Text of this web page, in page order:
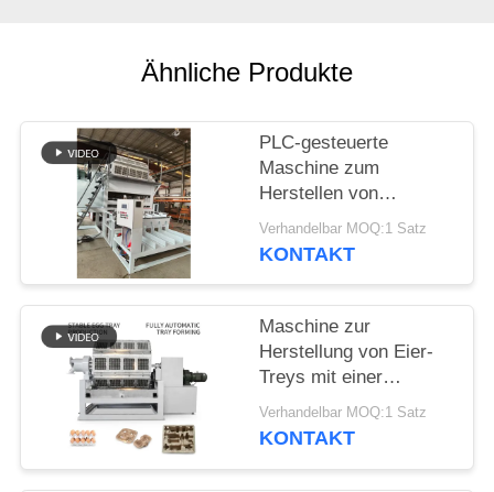
Ähnliche Produkte
PLC-gesteuerte
Maschine zum
Herstellen von
Eierfachmaschinen
5000-6000 Stück pro
Verhandelbar MOQ:1 Satz
KONTAKT
Maschine zur
Herstellung von Eier-
Treys mit einer
Leistung von 10.000
Stück/h,
Verhandelbar MOQ:1 Satz
KONTAKT